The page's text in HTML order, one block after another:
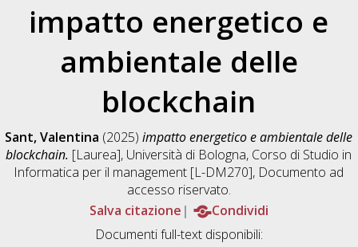
impatto energetico e
ambientale delle
blockchain
Sant, Valentina (2025)impatto energetico e ambientale delle
blockchain. [Laurea], Università di Bologna, Corso di Studio in
Informatica per il management [L-DM270], Documento ad
accesso riservato.
Salva citazione
Condividi
Documenti full-text disponibili: